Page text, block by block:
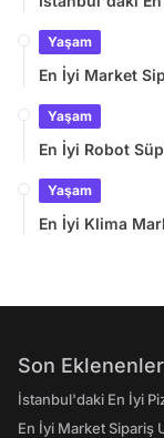
Yaşam
En İyi Market
Yaşam
En İyi Robot
Yaşam
En İyi Klima
Son Eklenenler
İstanbul'daki En İyi
En İyi Market Sipariş